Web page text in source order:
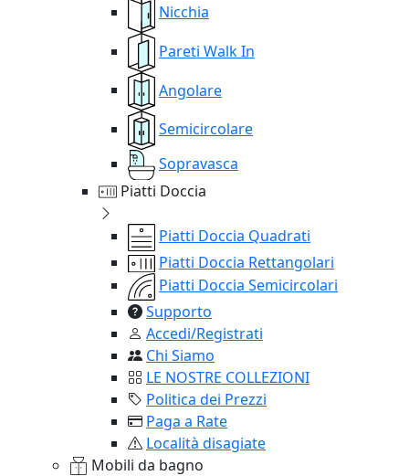
Nicchia
Pareti Walk In
Angolare
Semicircolare
Sopravasca
Piatti Doccia
Piatti Doccia Quadrati
Piatti Doccia Rettangolari
Piatti Doccia Semicircolari
Supporto
Accedi/Registrati
Chi Siamo
LE NOSTRE COLLEZIONI
Politica dei Prezzi
Paga a Rate
Località disagiate
Mobili da bagno